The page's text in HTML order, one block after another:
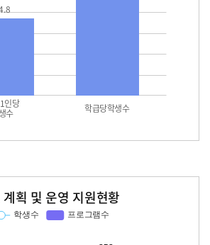
인당
수 학급당학생수
획 및 운영 지원현황